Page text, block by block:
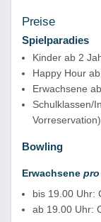
Preise
Spielparadies
Kinder ab 2
Happy Hour
Erwachsene
Schulklassen/
Bowling
Erwachsene
bis 19.00 Uhr:
ab 19.00 Uhr: